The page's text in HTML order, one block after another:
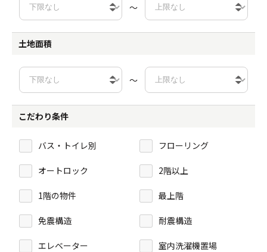
～
土地面積
～
こだわり条件
バス・トイレ別 フローリング
オートロック 2階以上
1階の物件 最上階
免震構造 耐震構造
エレベーター 室内洗濯機置場